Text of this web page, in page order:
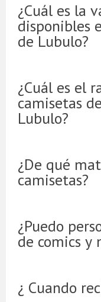
¿Cuál es la
disponibles
de Lubulo?
¿Cuál es el
camisetas
Lubulo?
¿De qué
camisetas?
¿Puedo
de comics y
¿ Cuando